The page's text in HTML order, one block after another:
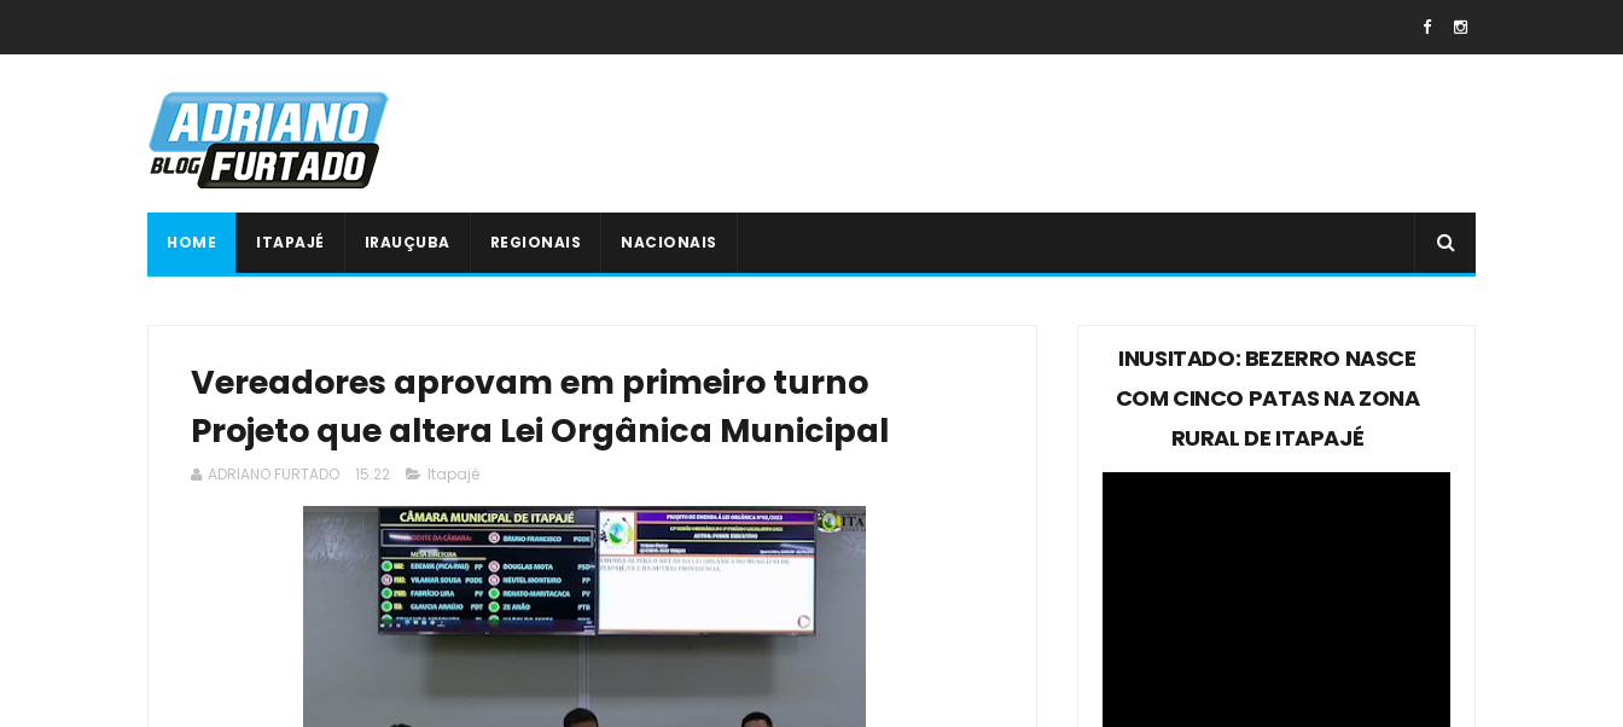
HOME ITAPAJÉ IRAUÇUBA REGIONAIS NACIONAIS
Vereadores aprovam em primeiro turno
Projeto que altera Lei Orgânica Municipal
ADRIANO FURTADO 15:22 Itapajé
INUSITADO: BEZERRO NASCE
COM CINCO PATAS NA ZONA
RURAL DE ITAPAJÉ